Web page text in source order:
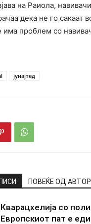
на Раиола,
дека не го сакаат
има проблем со
јунајтед
ПОВЕЌЕ ОД
Кварацхелија со
Европскиот пат е